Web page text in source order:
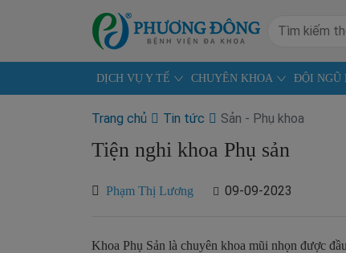
DỊCH VỤ Y TẾ CHUYÊN KHOA ĐỘI NGŨ
Trang chủ Tin tức Sản - Phụ khoa
Tiện nghi khoa Phụ sản
Phạm Thị Lương 09-09-2023
Khoa Phụ Sản là chuyên khoa mũi nhọn được